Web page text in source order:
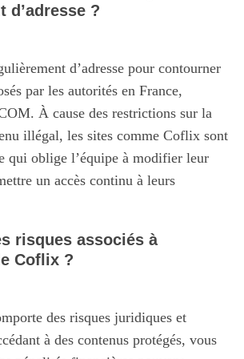
d’adresse ?
d’adresse pour contourner
par les autorités en France,
À cause des restrictions sur la
illégal, les sites comme Coflix sont
qui oblige l’équipe à modifier leur
un accès continu à leurs
risques associés à
Coflix ?
des risques juridiques et
à des contenus protégés, vous